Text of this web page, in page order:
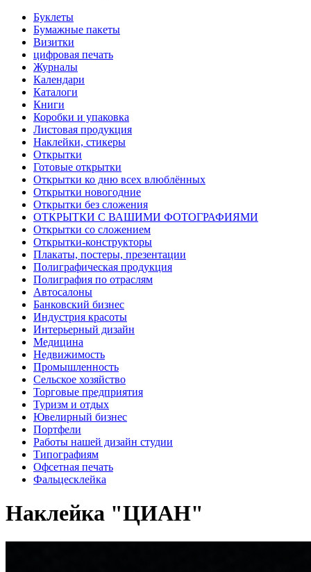
Буклеты
Бумажные пакеты
Визитки
цифровая печать
Журналы
Календари
Каталоги
Книги
Коробки и упаковка
Листовая продукция
Наклейки, стикеры
Открытки
Готовые открытки
Открытки ко дню всех влюблённых
Открытки новогодние
Открытки без сложения
ОТКРЫТКИ С ВАШИМИ ФОТОГРАФИЯМИ
Открытки со сложением
Открытки-конструкторы
Плакаты, постеры, презентации
Полиграфическая продукция
Полиграфия по отраслям
Автосалоны
Банковский бизнес
Индустрия красоты
Интерьерный дизайн
Медицина
Недвижимость
Промышленность
Сельское хозяйство
Торговые предприятия
Туризм и отдых
Ювелирный бизнес
Портфели
Работы нашей дизайн студии
Типографиям
Офсетная печать
Фальцесклейка
Наклейка "ЦИАН"